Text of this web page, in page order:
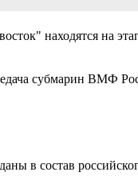
находятся на
субмарин ВМФ
в состав